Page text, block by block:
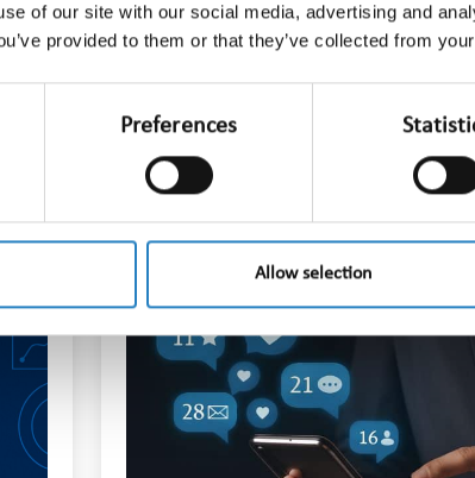
of our site with our social media, advertising and
provided to them or that they’ve collected from
Preferences
Allow selection
AI of menselijk inzicht?
Waarom context het
maakt
mrt 23, 2026